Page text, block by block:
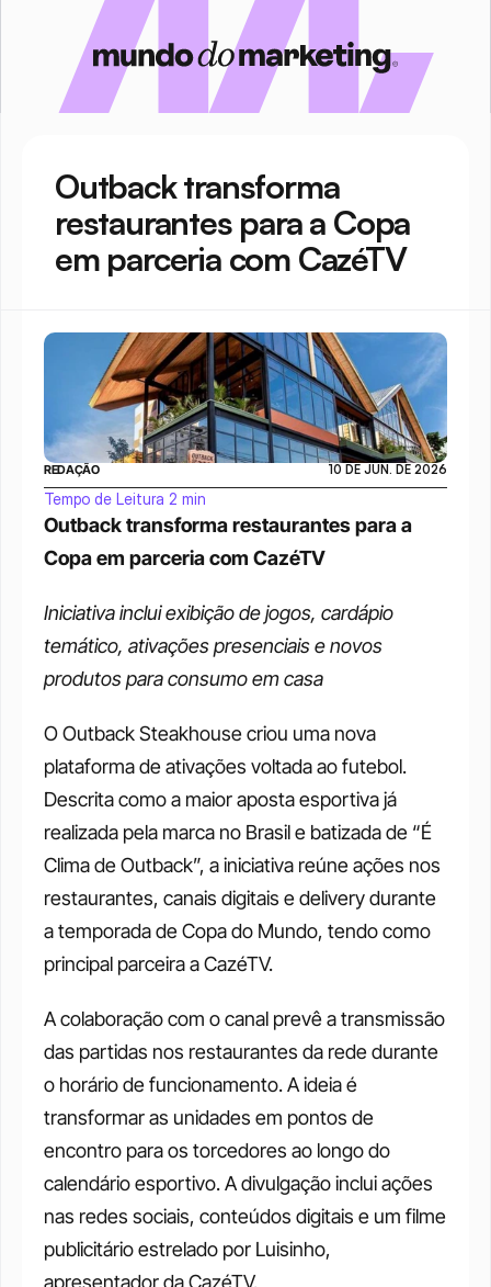
Outback transforma
restaurantes para a Copa
em parceria com CazéTV
Outback transforma restaurantes para a
Copa em parceria com CazéTV
Iniciativa inclui exibição de jogos, cardápio
temático, ativações presenciais e novos
produtos para consumo em casa
O Outback Steakhouse criou uma nova
plataforma de ativações voltada ao futebol.
Descrita como a maior aposta esportiva já
realizada pela marca no Brasil e batizada de “É
Clima de Outback”, a iniciativa reúne ações nos
restaurantes, canais digitais e delivery durante
a temporada de Copa do Mundo, tendo como
principal parceira a CazéTV.
A colaboração com o canal prevê a transmissão
das partidas nos restaurantes da rede durante
o horário de funcionamento. A ideia é
transformar as unidades em pontos de
encontro para os torcedores ao longo do
calendário esportivo. A divulgação inclui ações
nas redes sociais, conteúdos digitais e um filme
publicitário estrelado por Luisinho,
apresentador da CazéTV.
REDAÇÃO 10 DE JUN. DE 2026
Tempo de Leitura 2 min